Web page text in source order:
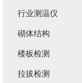
行业测温仪
砌体结构
楼板检测
拉拔检测